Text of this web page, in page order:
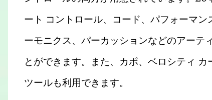
ート コントロール、コード、パフォーマ
ーモニクス、パーカッションなどのアーテ
とができます。また、カポ、ベロシティ
ツールも利用できます。